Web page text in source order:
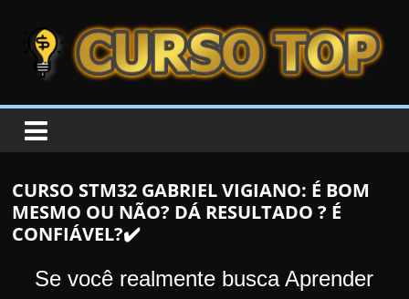
CURSOTOP
s
e
l
CURSO STM32 GABRIEL VIGIANO: É BOM
MESMO OU NÃO? DÁ RESULTADO ? É
CONFIÁVEL?✔️
Se você realmente busca Aprender